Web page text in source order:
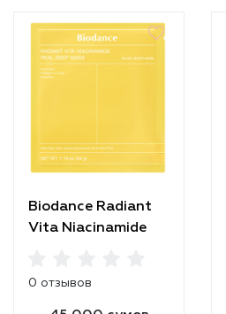
Biodance Radiant
Vita Niacinamide
0 отзывов